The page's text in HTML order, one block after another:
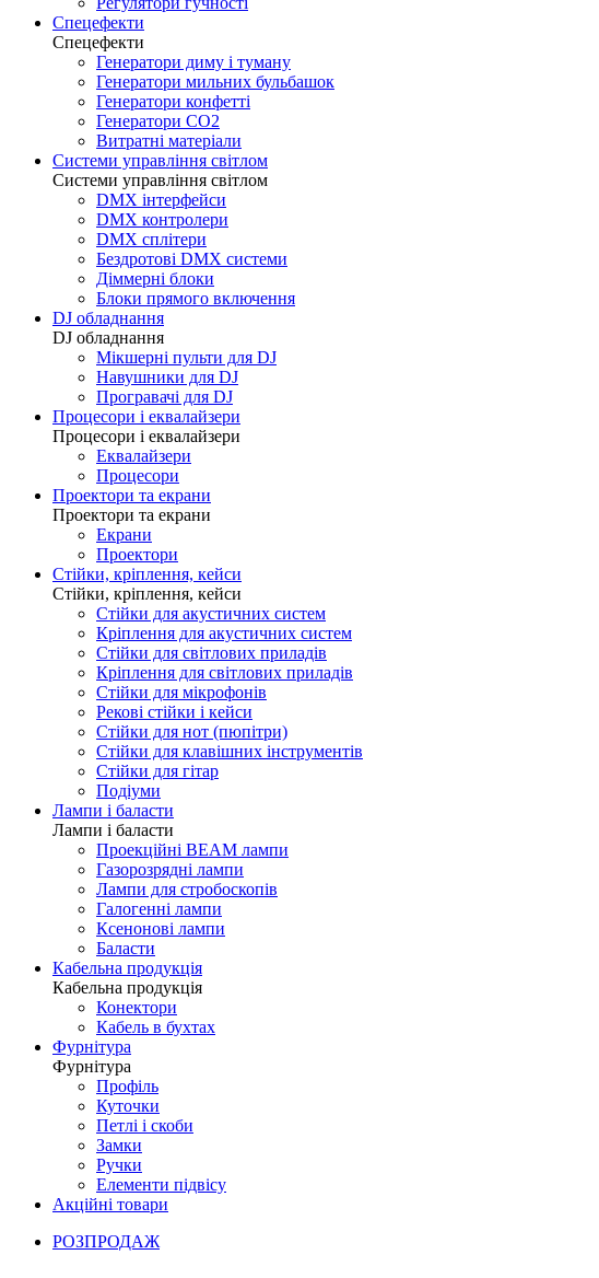
Спецефекти
Спецефекти
Генератори диму і туману
Генератори мильних бульбашок
Генератори конфетті
Генератори CO2
Витратні матеріали
Системи управління світлом
Системи управління світлом
DMX інтерфейси
DMX контролери
DMX сплітери
Бездротові DMX системи
Діммерні блоки
Блоки прямого включення
DJ обладнання
DJ обладнання
Мікшерні пульти для DJ
Навушники для DJ
Програвачі для DJ
Процесори і еквалайзери
Процесори і еквалайзери
Еквалайзери
Процесори
Проектори та екрани
Проектори та екрани
Екрани
Проектори
Стійки, кріплення, кейси
Стійки, кріплення, кейси
Стійки для акустичних систем
Кріплення для акустичних систем
Стійки для світлових приладів
Кріплення для світлових приладів
Стійки для мікрофонів
Рекові стійки і кейси
Стійки для нот (пюпітри)
Стійки для клавішних інструментів
Стійки для гітар
Подіуми
Лампи і баласти
Лампи і баласти
Проекційні BEAM лампи
Газорозрядні лампи
Лампи для стробоскопів
Галогенні лампи
Ксенонові лампи
Баласти
Кабельна продукція
Кабельна продукція
Конектори
Кабель в бухтах
Фурнітура
Фурнітура
Профіль
Куточки
Петлі і скоби
Замки
Ручки
Елементи підвісу
Акційні товари
РОЗПРОДАЖ